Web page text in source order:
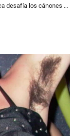
Una atrevida serie fotográfica desafía los cánones de belleza sobre el vello femenino